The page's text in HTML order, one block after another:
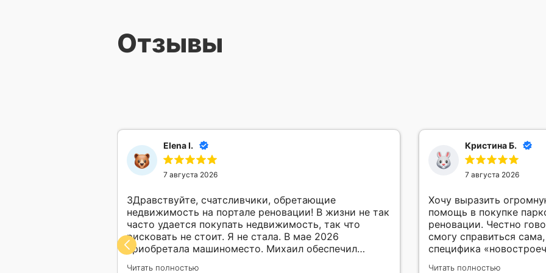
Отзывы
Elena I.
7 августа 2026
ЗДравствуйте, счатсливчики, обретающие
недвижимость на портале реновации! В жизни не так
часто удается покупать недвижимость, так что
рисковать не стоит. Я не стала. В мае 2026
приобретала машиноместо. Михаил обеспечил
Читать полностью
Кристина Б.
7 августа 2026
Хочу выразить огромную
помощь в покупке
реновации. Честно
смогу справиться
специфика
Читать полностью